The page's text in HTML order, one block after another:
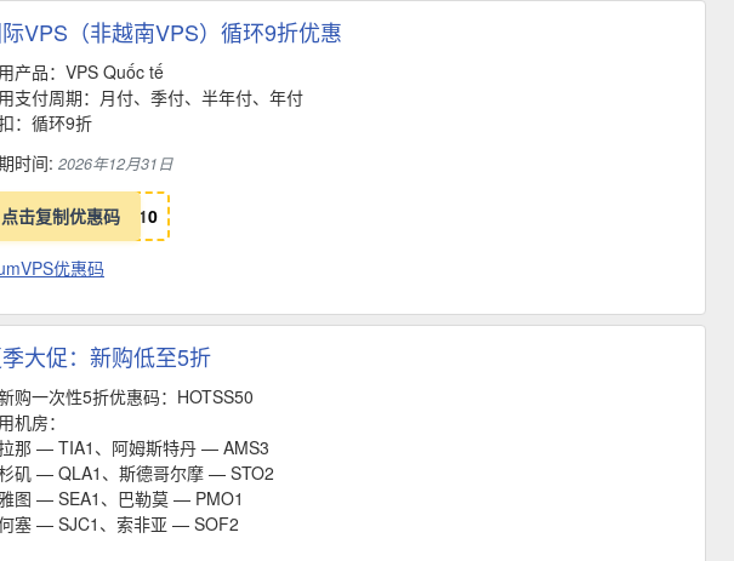
VPS（非越南VPS）循环9折优惠
产品：VPS Quốc tế
支付周期：月付、季付、半年付、年付
：循环9折
时间: 2026年12月31日
点击复制优惠码 10
优惠码
大促：新购低至5折
购一次性5折优惠码：HOTSS50
机房：
那 — TIA1、阿姆斯特丹 — AMS3
矶 — QLA1、斯德哥尔摩 — STO2
图 — SEA1、巴勒莫 — PMO1
塞 — SJC1、索非亚 — SOF2